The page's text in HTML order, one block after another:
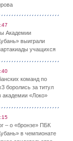
Академии
выиграли
учащихся
команд по
боролись за титул
академии «Локо»
– о «бронзе» ПБК
в чемпионате